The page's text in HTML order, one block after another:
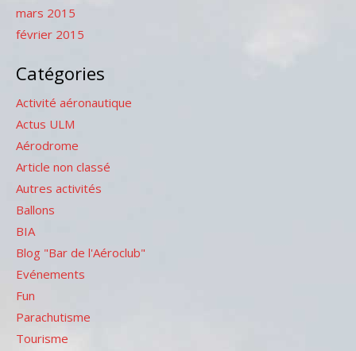
mars 2015
février 2015
Catégories
Activité aéronautique
Actus ULM
Aérodrome
Article non classé
Autres activités
Ballons
BIA
Blog "Bar de l'Aéroclub"
Evénements
Fun
Parachutisme
Tourisme